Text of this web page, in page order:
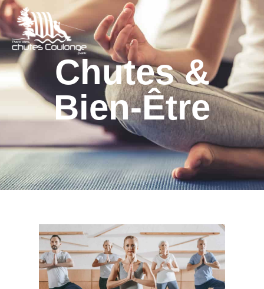
Chutes &
Bien-Être